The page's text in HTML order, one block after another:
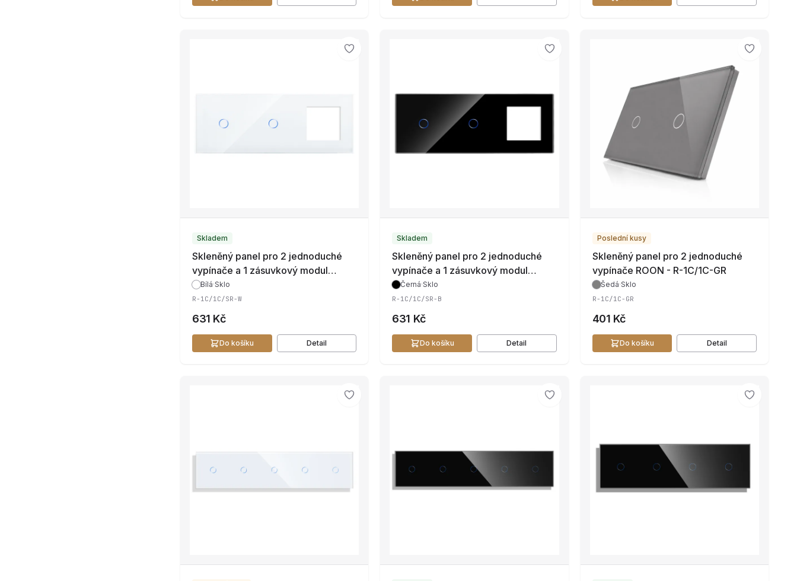
Skladem
Skleněný panel pro 2 jednoduché
vypínače a 1 zásuvkový modul
ROON - R-1C/1C/SR-W
Bílá·Sklo
R-1C/1C/SR-W
631 Kč
Do košíku Detail
Skladem
Skleněný panel pro 2 jednoduché
vypínače a 1 zásuvkový modul
ROON - R-1C/1C/SR-B
Černá·Sklo
R-1C/1C/SR-B
631 Kč
Do košíku Detail
Poslední kusy
Skleněný panel pro 2 jednoduché
vypínače ROON - R-1C/1C-GR
Šedá·Sklo
R-1C/1C-GR
401 Kč
Do košíku Detail